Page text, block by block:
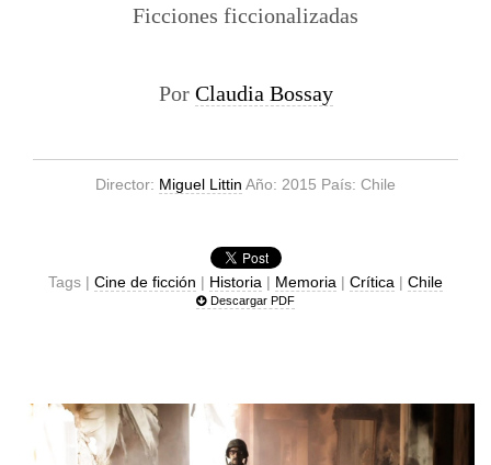
Ficciones ficcionalizadas
Por Claudia Bossay
Director: Miguel Littin Año: 2015 País: Chile
Tags | Cine de ficción | Historia | Memoria | Crítica | Chile
Descargar PDF